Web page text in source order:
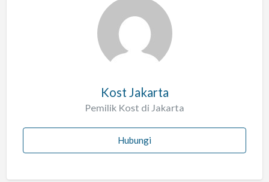
Kost Jakarta
Pemilik Kost di Jakarta
Hubungi